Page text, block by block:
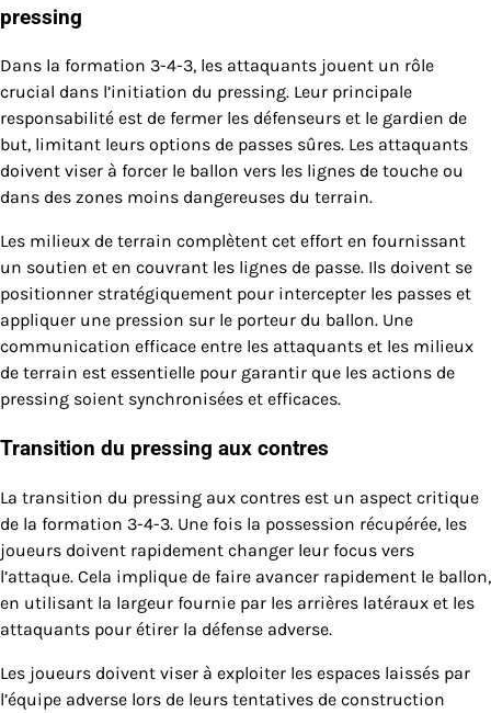
pressing
Dans la formation 3-4-3, les attaquants jouent un rôle
crucial dans l’initiation du pressing. Leur principale
responsabilité est de fermer les défenseurs et le gardien de
but, limitant leurs options de passes sûres. Les attaquants
doivent viser à forcer le ballon vers les lignes de touche ou
dans des zones moins dangereuses du terrain.
Les milieux de terrain complètent cet effort en fournissant
un soutien et en couvrant les lignes de passe. Ils doivent se
positionner stratégiquement pour intercepter les passes et
appliquer une pression sur le porteur du ballon. Une
communication efficace entre les attaquants et les milieux
de terrain est essentielle pour garantir que les actions de
pressing soient synchronisées et efficaces.
Transition du pressing aux contres
La transition du pressing aux contres est un aspect critique
de la formation 3-4-3. Une fois la possession récupérée, les
joueurs doivent rapidement changer leur focus vers
l’attaque. Cela implique de faire avancer rapidement le ballon,
en utilisant la largeur fournie par les arrières latéraux et les
attaquants pour étirer la défense adverse.
Les joueurs doivent viser à exploiter les espaces laissés par
l’équipe adverse lors de leurs tentatives de construction